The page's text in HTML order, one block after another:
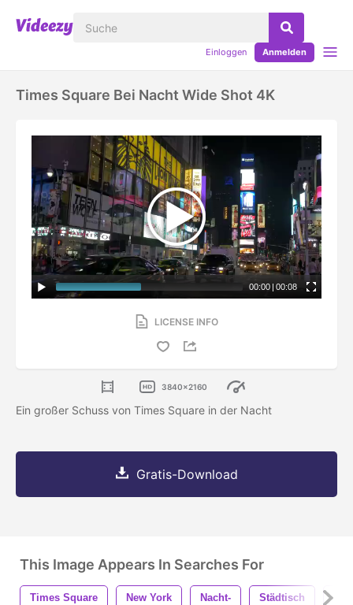
Einloggen Anmelden
Times Square Bei Nacht Wide Shot 4K
00:00 | 00:08
LICENSE INFO
3840x2160
Ein großer Schuss von Times Square in der Nacht
Gratis-Download
This Image Appears In Searches For
Times Square New York Nacht- Städtisch